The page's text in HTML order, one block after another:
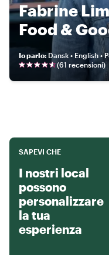
Fabrine
Food &
Io parlo: Dansk • English •
(61 recensioni)
SAPEVI CHE
I nostri local
possono
personalizzare
la tua
esperienza